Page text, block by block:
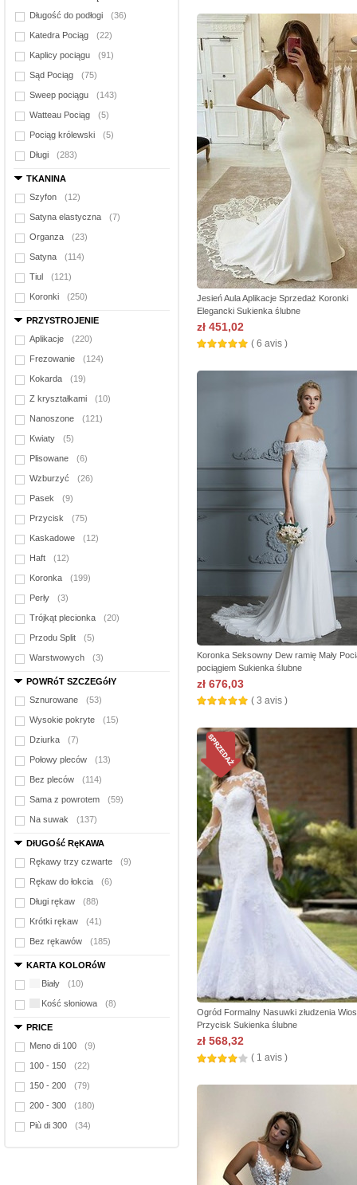
Długość do podłogi
(36)
Katedra Pociąg (22)
Kaplicy pociągu (91)
Sąd Pociąg (75)
Sweep pociągu (143)
Watteau Pociąg (5)
Pociąg królewski (5)
Długi (283)
TKANINA
Szyfon
(12)
Satyna elastyczna (7)
Organza (23)
Satyna (114)
Tiul (121)
Koronki (250)
PRZYSTROJENIE
Aplikacje
(220)
Frezowanie (124)
Kokarda (19)
Z kryształkami (10)
Nanoszone (121)
Kwiaty (5)
Plisowane (6)
Wzburzyć (26)
Pasek (9)
Przycisk (75)
Kaskadowe (12)
Haft (12)
Koronka (199)
Perły (3)
Trójkąt plecionka (20)
Przodu Split (5)
Warstwowych (3)
POWRóT SZCZEGółY
Sznurowane
(53)
Wysokie pokryte (15)
Dziurka (7)
Połowy pleców (13)
Bez pleców (114)
Sama z powrotem (59)
Na suwak (137)
DłUGOść RęKAWA
Rękawy trzy czwarte
(9)
Rękaw do łokcia (6)
Długi rękaw (88)
Krótki rękaw (41)
Bez rękawów (185)
KARTA KOLORóW
Biały
(10)
Kość słoniowa (8)
PRICE
Meno di 100
(9)
100 - 150 (22)
150 - 200 (79)
200 - 300 (180)
Più di 300 (34)
Jesień Aula Aplikacje Sprzedaż Koronki
Elegancki Sukienka ślubne
zł 451,02
( 6 avis )
Koronka Seksowny Dew ramię Mały
pociągiem Sukienka ślubne
zł 676,03
( 3 avis )
Ogród Formalny Nasuwki złudzenia
Przycisk Sukienka ślubne
zł 568,32
( 1 avis )